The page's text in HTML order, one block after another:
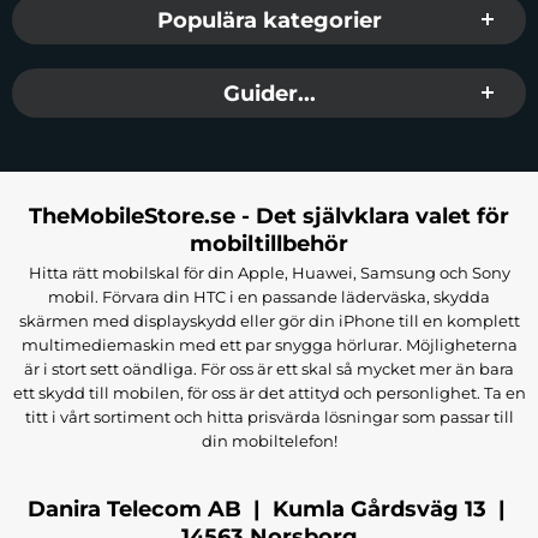
Behöver du snabb laddning för din laptop? Joyroom JR-TCF24 kan
ladda en MacBook Air upp till 52% på bara en timme, vilket gör
den idealisk för snabb laddning när du är på språng eller under
Universell Kompatibilitet
Med Joyroom JR-TCF24 kan du ladda nästan alla enheter med
USB-C-port. Kompatibiliteten sträcker sig till iPhone 15 Pro Max,
Samsung Galaxy S24 Ultra, iPad Pro, Xiaomi 14 Ultra, Google
Pixel, Samsung Galaxy Tab S9, Microsoft Surface GO, Nintendo
Switch, Apple Watch, AirPods, GoPro och många fler. En
mångsidig laddningslösning för alla situationer.
Säker Laddning för Dygnet Runt-användning
värmehanteringssystem minskar värmeutvecklingen under laddning,
Populära kategorier
Guider...
TheMobileStore.se - Det självklara valet för
mobiltillbehör
Hitta rätt mobilskal för din Apple, Huawei, Samsung och Sony
mobil. Förvara din HTC i en passande läderväska, skydda
skärmen med displayskydd eller gör din iPhone till en komplett
multimediemaskin med ett par snygga hörlurar. Möjligheterna
är i stort sett oändliga. För oss är ett skal så mycket mer än bara
ett skydd till mobilen, för oss är det attityd och personlighet. Ta en
titt i vårt sortiment och hitta prisvärda lösningar som passar till
din mobiltelefon!
Danira Telecom AB | Kumla Gårdsväg 13 |